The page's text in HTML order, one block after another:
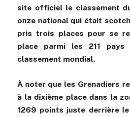
site officiel le classement
onze national qui était
pris trois places pour se
place parmi les 211 pays
classement mondial.
À noter que les Grenadiers
à la dixième place dans la
1269 points juste derrière le